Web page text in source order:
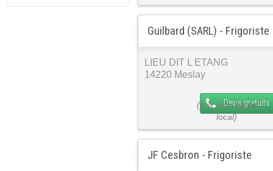
Guilbard (SARL) - Frigoriste
LIEU DIT L ETANG
14220 Meslay
Devis gratuits
JF Cesbron - Frigoriste